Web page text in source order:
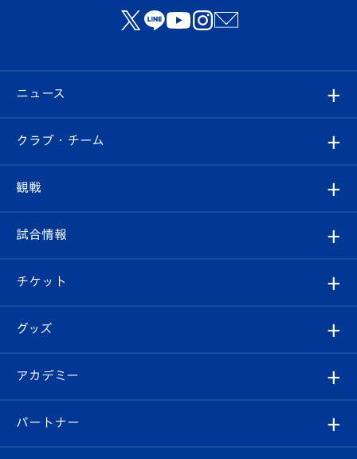
ニュース
すべて
クラブ
試合情報
チケット
イベント
メディア
クラブ・チーム
クラブ概要
エンブレム紹介
スタッフプロフィール
マスコット紹介
観戦
観戦ルール
はじめての観戦ガイド
Revive Team
ヴィヴィくんの長崎おもてなしガイド
試合情報
試合日程/結果
フォトギャラリー
スタジアムグルメ
チケット
チケット
V-LOVERS（ファンクラブ）
プレイヤーズスイート
グッズ
オンラインショップ
店舗情報
アカデミー
育成からのお知らせ
パートナー